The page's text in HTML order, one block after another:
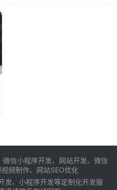
信小程序开发、网站开发、微信
频制作、网站SEO优化
发、 小程序开发等定制化开发服